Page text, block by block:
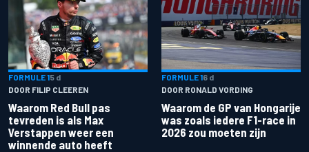
FORMULE 15 d
DOOR FILIP CLEEREN
Waarom Red Bull pas
tevreden is als Max
Verstappen weer een
winnende auto heeft
FORMULE 16 d
DOOR RONALD VORDING
Waarom de GP van Hongarije
was zoals iedere F1-race in
2026 zou moeten zijn